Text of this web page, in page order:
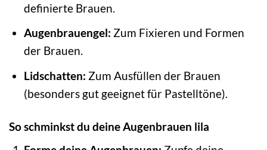
definierte Brauen.
Augenbrauengel: Zum Fixieren und Formen
der Brauen.
Lidschatten: Zum Ausfüllen der Brauen
(besonders gut geeignet für Pastelltöne).
So schminkst du deine Augenbrauen lila